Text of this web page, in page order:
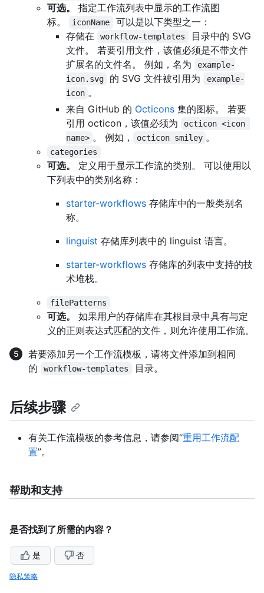
可选。
指定工作流列表中显示的工作流图
标。
iconName
可以是以下类型之一：
存储在
workflow-templates
目录中的 SVG
文件。 若要引用文件，该值必须是不带文件
扩展名的文件名。 例如，名为
example-
icon.svg
的 SVG 文件被引用为
example-
icon 。
来自 GitHub 的 Octicons 集的图标。 若要
引用 octicon，该值必须为
octicon <icon
name> 。 例如， octicon smiley 。
categories
可选。
定义用于显示工作流的类别。 可以使用以
下列表中的类别名称：
starter-workflows 存储库中的一般类别名
称。
linguist 存储库列表中的 linguist 语言。
starter-workflows 存储库的列表中支持的技
术堆栈。
filePatterns
可选。
如果用户的存储库在其根目录中具有与定
义的正则表达式匹配的文件，则允许使用工作流。
若要添加另一个工作流模板，请将文件添加到相同
的
workflow-templates 目录。
后续步骤
有关工作流模板的参考信息，请参阅“重用工作流配
置”。
帮助和支持
是否找到了所需的内容？
是 否
隐私策略